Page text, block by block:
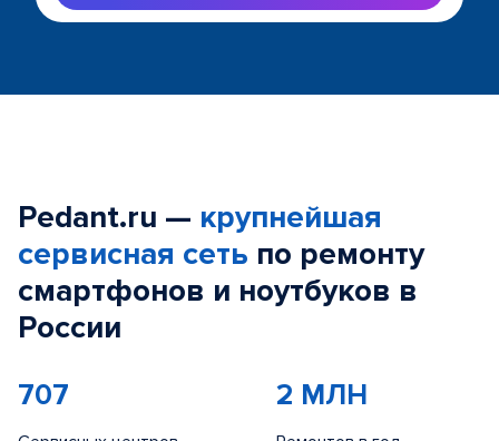
Pedant.ru — крупнейшая
сервисная сеть по ремонту
смартфонов и ноутбуков в
России
707 2 МЛН